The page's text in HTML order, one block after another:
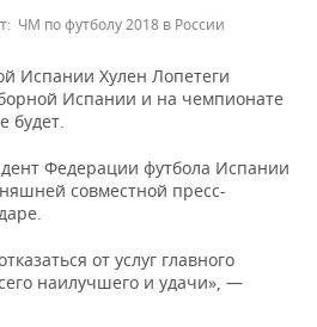
ПФО
ЧМ по футболу 2018 в России
Испании Хулен Лопетеги
Испании и на чемпионате
будет.
Федерации футбола Испании
совместной пресс-
от услуг главного
наилучшего и удачи», —